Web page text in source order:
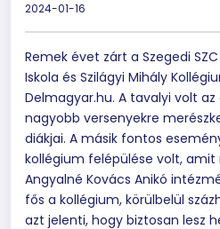
2024-01-16
Remek évet zárt a Szegedi
Iskola és Szilágyi Mihály
Delmagyar.hu. A tavalyi volt
nagyobb versenyekre
diákjai. A másik fontos
kollégium felépülése volt, amit
Angyalné Kovács Anikó
fős a kollégium, körülbelül
azt jelenti, hogy biztosan lesz